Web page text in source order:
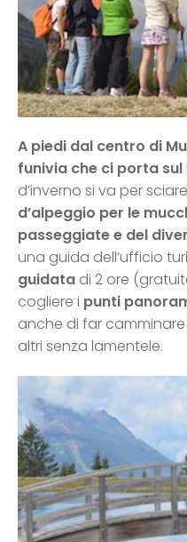
A piedi dal centro di
funivia che ci porta sul
d’inverno si va per
d’alpeggio per le
passeggiate e del
una guida dell’ufficio
guidata di 2 ore
cogliere i punti
anche di far
altri senza lamentele.